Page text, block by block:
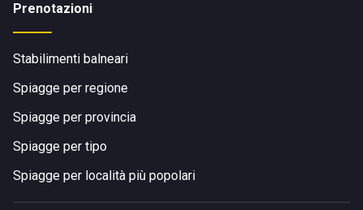
Prenotazioni
Stabilimenti balneari
Spiagge per regione
Spiagge per provincia
Spiagge per tipo
Spiagge per località più popolari